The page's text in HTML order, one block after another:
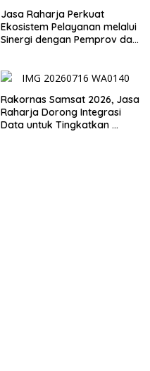
Jasa Raharja Perkuat
Ekosistem Pelayanan melalui
Sinergi dengan Pemprov dan
Rakornas Samsat 2026, Jasa
Raharja Dorong Integrasi
Data untuk Tingkatkan